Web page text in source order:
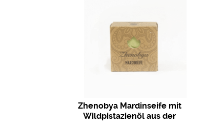
Zhenobya Mardinseife mit
Wildpistazienöl aus der